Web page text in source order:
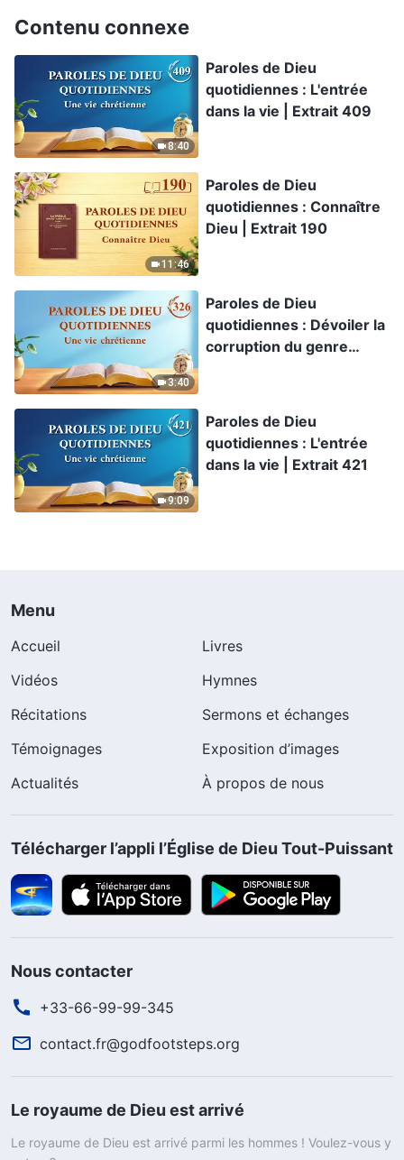
Contenu connexe
8:40
Paroles de Dieu
quotidiennes : L'entrée
dans la vie | Extrait 409
11:46
Paroles de Dieu
quotidiennes : Connaître
Dieu | Extrait 190
3:40
Paroles de Dieu
quotidiennes : Dévoiler la
corruption du genre
9:09
Paroles de Dieu
quotidiennes : L'entrée
dans la vie | Extrait 421
Menu
Accueil
Livres
Vidéos
Hymnes
Récitations
Sermons et échanges
Témoignages
Exposition d’images
Actualités
À propos de nous
Télécharger l’appli l’Église de Dieu Tout-Puissant
Nous contacter
+33-66-99-99-345
contact.fr@godfootsteps.org
Le royaume de Dieu est arrivé
Le royaume de Dieu est arrivé parmi les hommes ! Voulez-vous y